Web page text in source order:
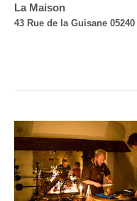
La Maison
43 Rue de la Guisane